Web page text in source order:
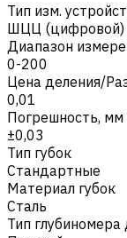
Тип изм.
ШЦЦ (цифровой)
Диапазон
0-200
Цена деления/
0,01
Погрешность, мм
±0,03
Тип губок
Стандартные
Материал губок
Сталь
Тип глубиномера